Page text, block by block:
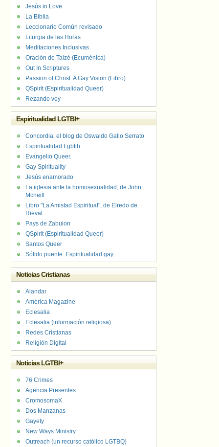
Jesús in Love
La Biblia
Leccionario Común revisado
Liturgia de las Horas
Meditaciones Inclusivas
Oración de Taizé (Ecuménica)
Out In Scriptures
Passion of Christ: A Gay Vision (Libro)
QSpirit (Espiritualidad Queer)
Rezando voy
Espiritualidad LGTBI+
Concordia, el blog de Oswaldo Gallo Serrato
Espiritualidad Lgbtih
Evangelio Queer.
Gay Spirituality
Jesús enamorado
La iglesia ante la homosexualidad, de John
Mcneill
Libro "La Amistad Espiritual", de Elredo de
Rieval.
Pays de Zabulon
QSpirit (Espiritualidad Queer)
Santos Queer
Sólido puente. Espiritualidad gay
Noticias Cristianas
Alandar
América Magazine
Eclesalia
Eclesalia (información religiosa)
Redes Cristianas
Religión Digital
Noticias LGTBI+
76 Crimes
Agencia Presentes
CromosomaX
Dos Manzanas
Gayety
New Ways Ministry
Outreach (un recurso católico LGTBQ)